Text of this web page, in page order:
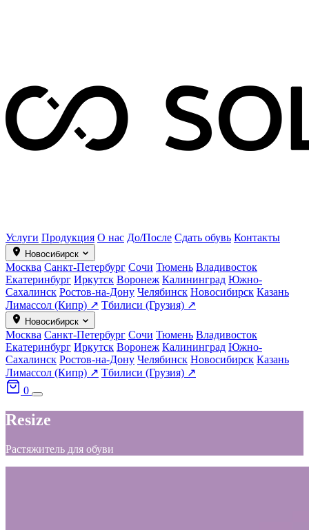
Услуги Продукция О нас До/После Сдать обувь Контакты
Новосибирск
Москва Санкт-Петербург Сочи Тюмень Владивосток
Екатеринбург Иркутск Воронеж Калининград Южно-
Сахалинск Ростов-на-Дону Челябинск Новосибирск Казань
Лимассол (Кипр) ↗ Тбилиси (Грузия) ↗
Новосибирск
Москва Санкт-Петербург Сочи Тюмень Владивосток
Екатеринбург Иркутск Воронеж Калининград Южно-
Сахалинск Ростов-на-Дону Челябинск Новосибирск Казань
Лимассол (Кипр) ↗ Тбилиси (Грузия) ↗
0
Resize
Растяжитель для обуви